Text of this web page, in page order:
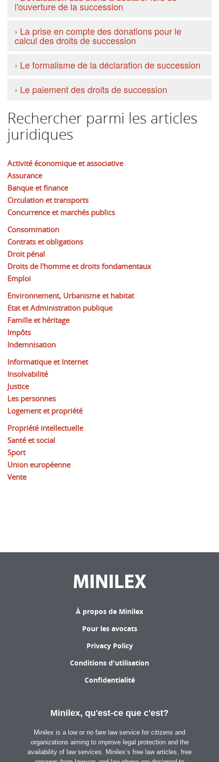
l'ouverture de la succession
› La prise en compte des donations pour le
calcul des droits de succession
› Le formalisme de la déclaration de succession
› Le paiement des droits de succession
Rechercher parmi les articles
juridiques
Activité économique et associative
Assurance
Banque et finance
Circulation et transports
Concurrence et marchés publics
Consommation
Contrats et obligations
Droit pénal
Droits de l'homme et droits fondamentaux
Emploi
Environnement, Urbanisme et habitat
Etat et Administration publique
Famille et héritage
Impôts
Indemnisation
Informatique et Internet
Insolvabilité
Justice
Les personnes
Logement et propriété
Propriété intellectuelle
Santé et social
Sport
Union européenne
Vente
À propos de Minilex
Pour les avocats
Privacy Policy
Conditions d'utilisation
Confidentialité
Minilex, qu'est-ce que c'est?
Minilex is a low or no fare law service for citizens and
organizations aiming to improve legal protection and the
availability of law services. Minilex’s free law articles, free